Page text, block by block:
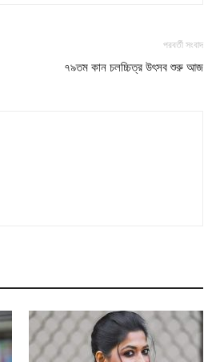
পরবর্তী সংবাদ
৭৯তম কান চলচ্চিত্র উৎসব শুরু আজ